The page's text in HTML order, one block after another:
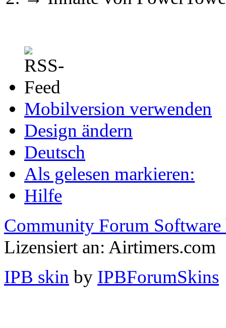
Mobilversion verwenden
Design ändern
Deutsch
Als gelesen markieren:
Hilfe
Community Forum Software
Lizensiert an: Airtimers.com
IPB skin by IPBForumSkins